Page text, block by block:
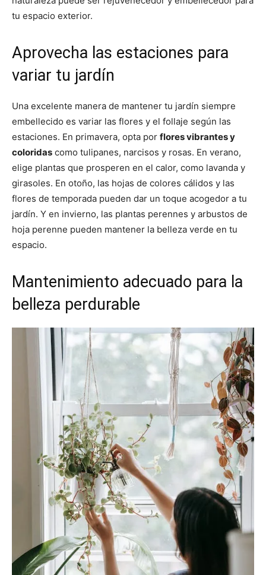
tu espacio exterior.
Aprovecha las estaciones para
variar tu jardín
Una excelente manera de mantener tu jardín siempre
embellecido es variar las flores y el follaje según las
estaciones. En primavera, opta por flores vibrantes y
coloridas como tulipanes, narcisos y rosas. En verano,
elige plantas que prosperen en el calor, como lavanda y
girasoles. En otoño, las hojas de colores cálidos y las
flores de temporada pueden dar un toque acogedor a tu
jardín. Y en invierno, las plantas perennes y arbustos de
hoja perenne pueden mantener la belleza verde en tu
espacio.
Mantenimiento adecuado para la
belleza perdurable